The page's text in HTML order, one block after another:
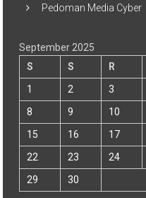
Pedoman Media Cyber
September 2025
S
S R
1
2 3
8
9 10
15
16 17
22
23 24
29
30